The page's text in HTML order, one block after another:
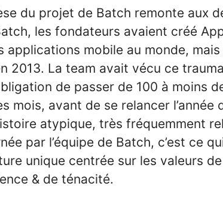
du projet de Batch remonte aux
les fondateurs avaient créé
applications mobile au monde,
2013. La team avait vécu ce
de passer de 100 à moins
mois, avant de se relancer l’année
atypique, très fréquemment
par l’équipe de Batch, c’est ce
unique centrée sur les valeurs
& de ténacité.